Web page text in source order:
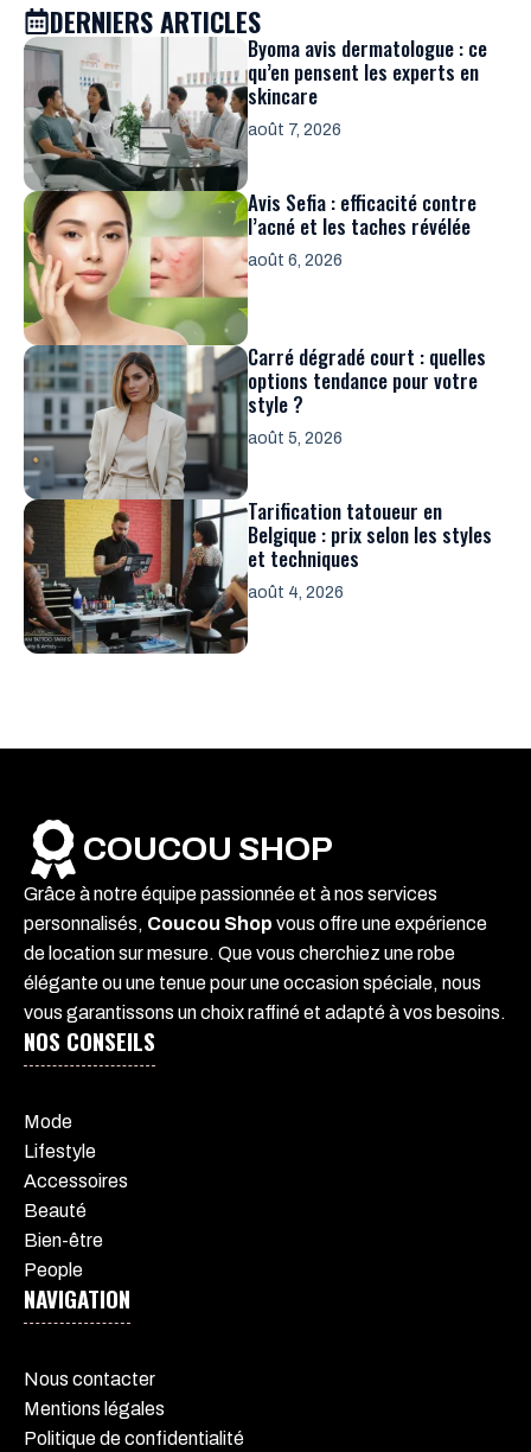
DERNIERS ARTICLES
Byoma avis dermatologue : ce
qu’en pensent les experts en
skincare
août 7, 2026
Avis Sefia : efficacité contre
l’acné et les taches révélée
août 6, 2026
Carré dégradé court : quelles
options tendance pour votre
style ?
août 5, 2026
Tarification tatoueur en
Belgique : prix selon les styles
et techniques
août 4, 2026
COUCOU SHOP
Grâce à notre équipe passionnée et à nos services
personnalisés, Coucou Shop vous offre une expérience
de location sur mesure. Que vous cherchiez une robe
élégante ou une tenue pour une occasion spéciale, nous
vous garantissons un choix raffiné et adapté à vos besoins.
NOS CONSEILS
Mode
Lifestyle
Accessoires
Beauté
Bien-être
People
NAVIGATION
Nous contacter
Mentions légales
Politique de confidentialité